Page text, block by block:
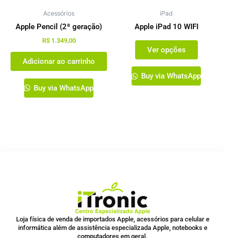
Acessórios
Apple Pencil (2ª geração)
R$1.349,00
Adicionar ao carrinho
Buy via WhatsApp
iPad
Apple iPad 10 WIFI
Ver opções
podem
na
do
produto
Buy via WhatsApp
Loja física de venda de importados Apple, acessórios para celular e
informática além de assistência especializada Apple, notebooks e
computadores em geral.